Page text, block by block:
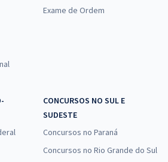
Exame de Ordem
CONCURSOS NO SUL E
SUDESTE
Concursos no Paraná
Concursos no Rio Grande do Sul